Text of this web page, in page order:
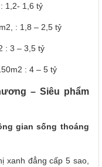
1,2- 1,6 tỷ
: 1,8 – 2,5 tỷ
: 3 – 3,5 tỷ
: 4 – 5 tỷ
– Siêu phẩm
gian sống thoáng
xanh đẳng cấp 5 sao,